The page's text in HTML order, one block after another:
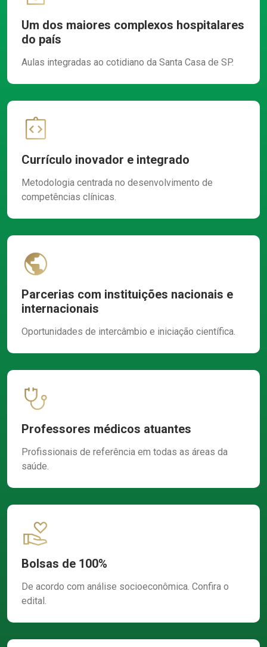
Um dos maiores complexos hospitalares
do país
Aulas integradas ao cotidiano da Santa Casa de SP.
Currículo inovador e integrado
Metodologia centrada no desenvolvimento de
competências clínicas.
Parcerias com instituições nacionais e
internacionais
Oportunidades de intercâmbio e iniciação científica.
Professores médicos atuantes
Profissionais de referência em todas as áreas da
saúde.
Bolsas de 100%
De acordo com análise socioeconômica. Confira o
edital.